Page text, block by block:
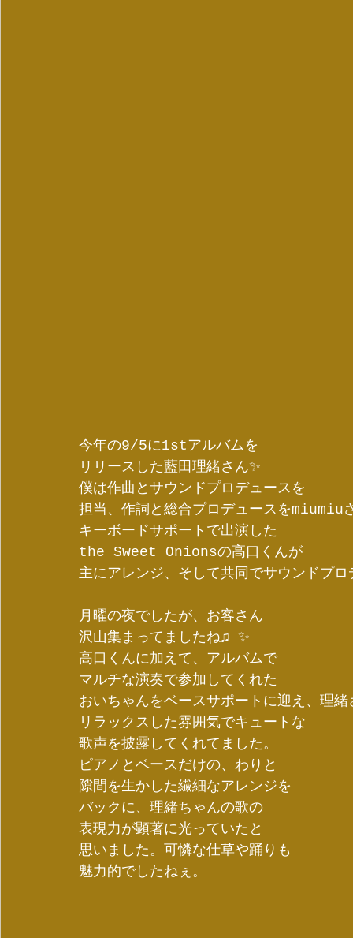
今年の9/5に1stアルバムを
リリースした藍田理緒さん✨
僕は作曲とサウンドプロデュースを
担当、作詞と総合プロデュースをmiumiu
キーボードサポートで出演した
the Sweet Onionsの高口くんが
主にアレンジ、そして共同でサウンドプ
月曜の夜でしたが、お客さん
沢山集まってましたね♫ ✨
高口くんに加えて、アルバムで
マルチな演奏で参加してくれた
おいちゃんをベースサポートに迎え、理
リラックスした雰囲気でキュートな
歌声を披露してくれてました。
ピアノとベースだけの、わりと
隙間を生かした繊細なアレンジを
バックに、理緒ちゃんの歌の
表現力が顕著に光っていたと
思いました。可憐な仕草や踊りも
魅力的でしたねぇ。